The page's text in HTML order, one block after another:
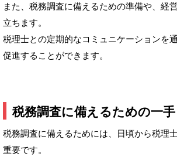
また、税務調査に備えるための準備や、経
立ちます。
税理士との定期的なコミュニケーションを
促進することができます。
税務調査に備えるための一手
税務調査に備えるためには、日頃から税理
重要です。